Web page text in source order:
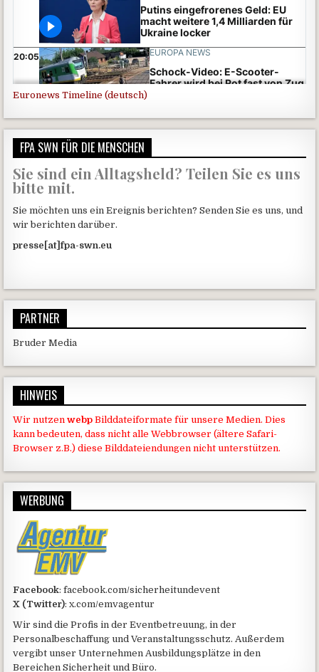
Euronews Timeline (deutsch)
FPA SWN FÜR DIE MENSCHEN
Sie sind ein Alltagsheld? Teilen Sie es uns
bitte mit.
Sie möchten uns ein Ereignis berichten? Senden Sie es uns, und
wir berichten darüber.
presse[at]fpa-swn.eu
PARTNER
Bruder Media
HINWEIS
Wir nutzen webp Bilddateiformate für unsere Medien. Dies
kann bedeuten, dass nicht alle Webbrowser (ältere Safari-
Browser z.B.) diese Bilddateiendungen nicht unterstützen.
WERBUNG
Facebook: facebook.com/sicherheitundevent
X (Twitter): x.com/emvagentur
Wir sind die Profis in der Eventbetreuung, in der
Personalbeschaffung und Veranstaltungsschutz. Außerdem
vergibt unser Unternehmen Ausbildungsplätze in den
Bereichen Sicherheit und Büro.